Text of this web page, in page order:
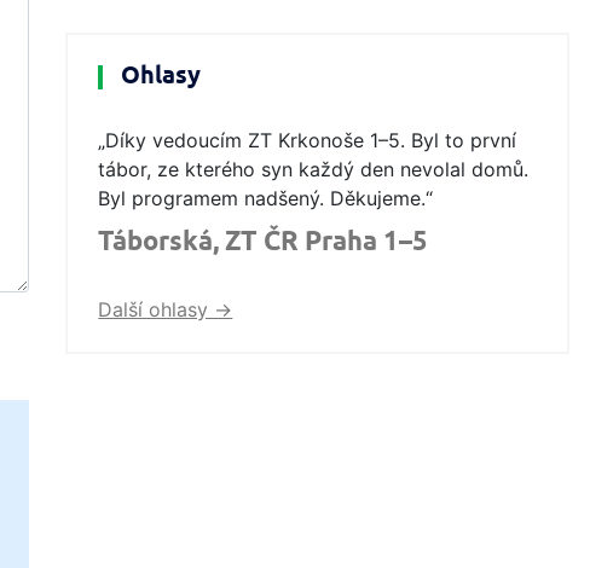
Ohlasy
„Díky vedoucím ZT Krkonoše 1–5. Byl to první
tábor, ze kterého syn každý den nevolal domů.
Byl programem nadšený. Děkujeme.“
Táborská, ZT ČR Praha 1–5
Další ohlasy ->